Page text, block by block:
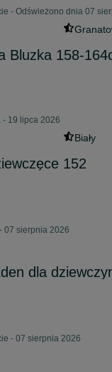
- Odświeżono dnia 07
Bluzka 158-
- 19 lipca 2026
Biały
152
07 sierpnia 2026
dla
- 07 sierpnia 2026